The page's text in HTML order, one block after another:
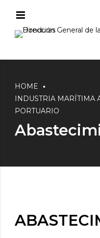
HOME
INDUSTRIA MARÍTIMA
PORTUARIO